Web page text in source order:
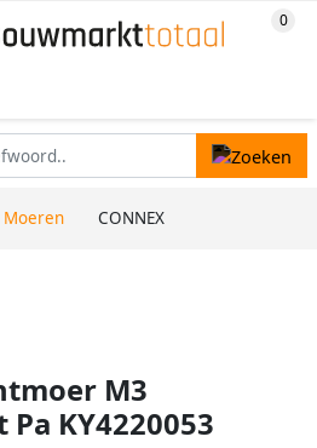
Moeren CONNEX
M3
KY4220053